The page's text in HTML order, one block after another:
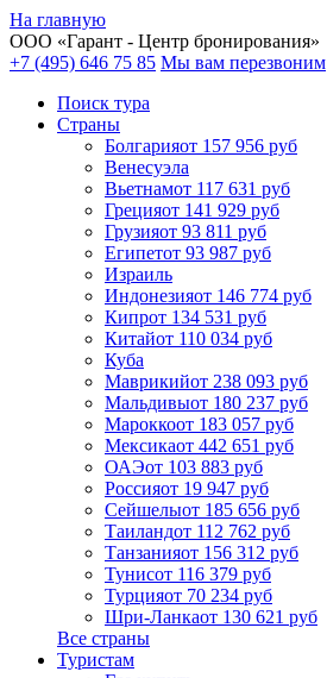
На главную
ООО «Гарант - Центр бронирования»
+7 (495) 646 75 85 Мы вам перезвоним
Поиск тура
Cтраны
Болгарияот 157 956 руб
Венесуэла
Вьетнамот 117 631 руб
Грецияот 141 929 руб
Грузияот 93 811 руб
Египетот 93 987 руб
Израиль
Индонезияот 146 774 руб
Кипрот 134 531 руб
Китайот 110 034 руб
Куба
Маврикийот 238 093 руб
Мальдивыот 180 237 руб
Мароккоот 183 057 руб
Мексикаот 442 651 руб
ОАЭот 103 883 руб
Россияот 19 947 руб
Сейшелыот 185 656 руб
Таиландот 112 762 руб
Танзанияот 156 312 руб
Тунисот 116 379 руб
Турцияот 70 234 руб
Шри-Ланкаот 130 621 руб
Все страны
Туристам